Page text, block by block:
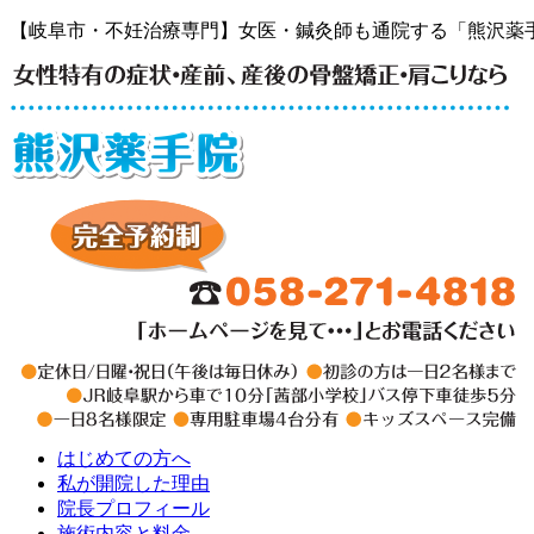
【岐阜市・不妊治療専門】女医・鍼灸師も通院する「熊沢薬
はじめての方へ
私が開院した理由
院長プロフィール